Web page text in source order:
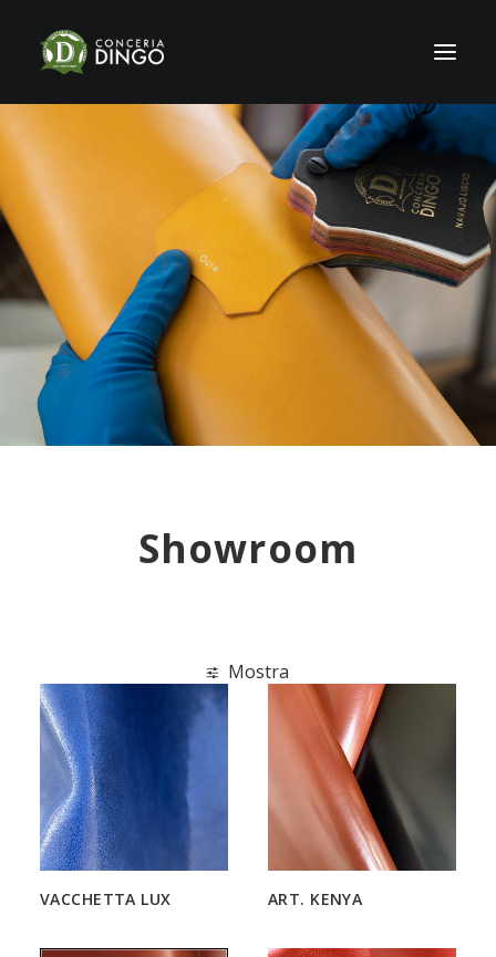
STORIA
PRODUZIONE
SHOWROOM
CERTIFICAZIONI
SOSTENIBILITÀ
GALLERY
Showroom
Mostra
VACCHETTA LUX ART. KENYA